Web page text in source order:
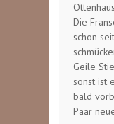
Die
schon
Geile
sonst ist
bald
Paar